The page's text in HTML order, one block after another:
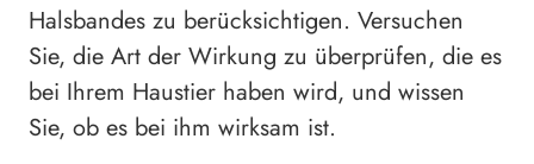
Halsbandes zu berücksichtigen. Versuchen
Sie, die Art der Wirkung zu überprüfen, die es
bei Ihrem Haustier haben wird, und wissen
Sie, ob es bei ihm wirksam ist.